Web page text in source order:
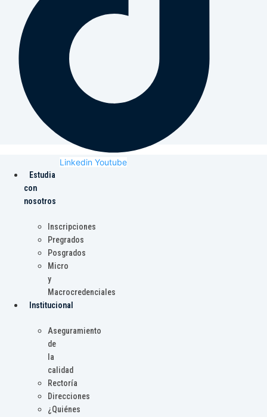
Linkedin Youtube
Estudia
con
nosotros
Inscripciones
Pregrados
Posgrados
Micro
y
Macrocredenciales
Institucional
Aseguramiento
de
la
calidad
Rectoría
Direcciones
¿Quiénes